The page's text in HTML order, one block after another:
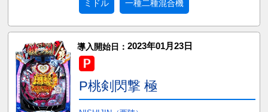
ミドル 一種二種混合機
導入開始日： 2023年01月23日
P桃剣閃撃 極